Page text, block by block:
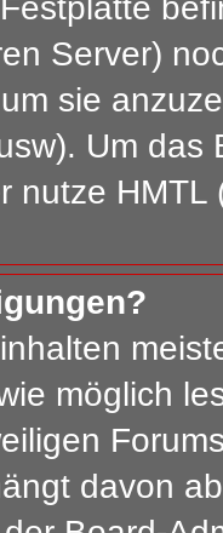
Server)
sie
Um
nutze HMTL
möglich
davon